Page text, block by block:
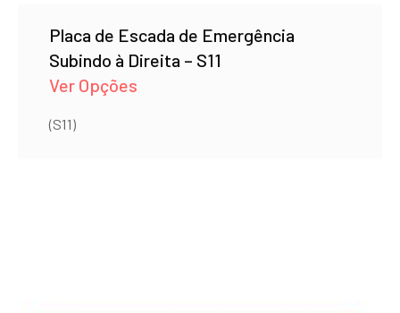
Placa de Escada de Emergência
Subindo à Direita – S11
Ver Opções
(S11)